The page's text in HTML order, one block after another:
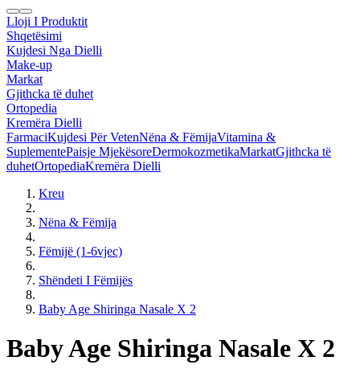
Lloji I Produktit
Shqetësimi
Kujdesi Nga Dielli
Make-up
Markat
Gjithcka të duhet
Ortopedia
Kremëra Dielli
FarmaciKujdesi Për VetenNëna & FëmijaVitamina &
SuplementePaisje MjekësoreDermokozmetikaMarkatGjithcka të
duhetOrtopediaKremëra Dielli
Kreu
Nëna & Fëmija
Fëmijë (1-6vjec)
Shëndeti I Fëmijës
Baby Age Shiringa Nasale X 2
Baby Age Shiringa Nasale X 2